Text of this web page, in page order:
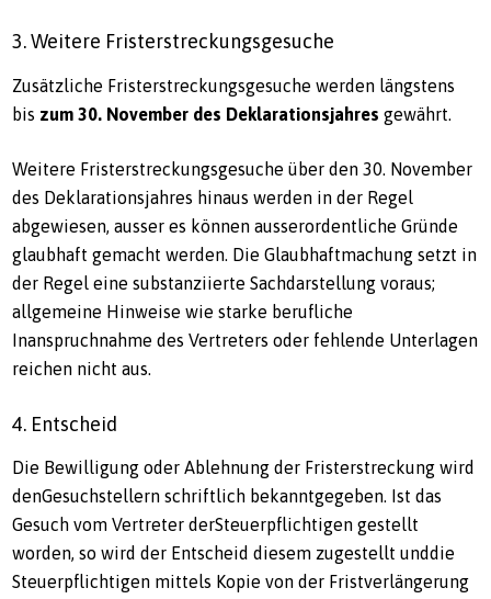
3. Weitere Fristerstreckungsgesuche
Zusätzliche Fristerstreckungsgesuche werden längstens
bis zum 30. November des Deklarationsjahres gewährt.
Weitere Fristerstreckungsgesuche über den 30. November
des Deklarationsjahres hinaus werden in der Regel
abgewiesen, ausser es können ausserordentliche Gründe
glaubhaft gemacht werden. Die Glaubhaftmachung setzt in
der Regel eine substanziierte Sachdarstellung voraus;
allgemeine Hinweise wie starke berufliche
Inanspruchnahme des Vertreters oder fehlende Unterlagen
reichen nicht aus.
4. Entscheid
Die Bewilligung oder Ablehnung der Fristerstreckung wird
denGesuchstellern schriftlich bekanntgegeben. Ist das
Gesuch vom Vertreter derSteuerpflichtigen gestellt
worden, so wird der Entscheid diesem zugestellt unddie
Steuerpflichtigen mittels Kopie von der Fristverlängerung